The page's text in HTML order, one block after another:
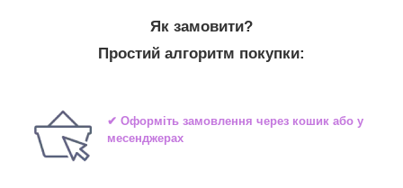
Як замовити?
Простий алгоритм покупки:
✔ Оформіть замовлення через кошик або у
месенджерах